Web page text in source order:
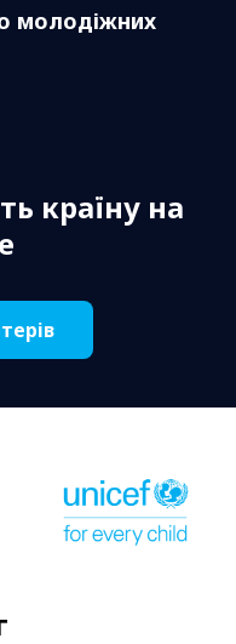
молодіжних
країну на